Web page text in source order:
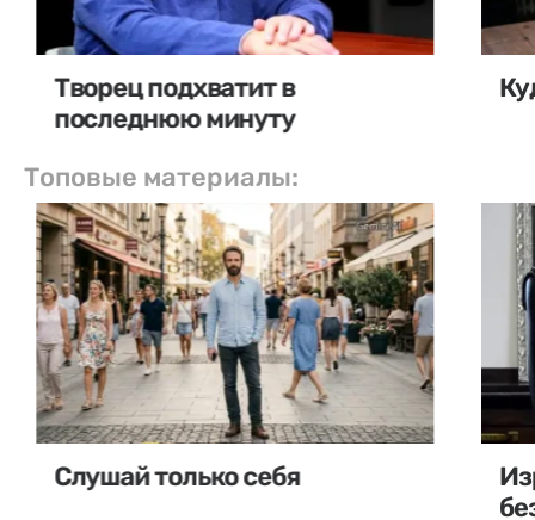
Творец подхватит в
последнюю минуту
Топовые материалы:
Слушай только себя